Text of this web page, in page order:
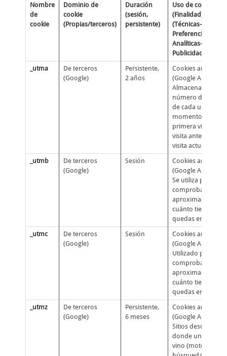
Nombre
de
cookie
Dominio de
cookie
(Propias/terceros)
Duración
(sesión,
persistente)
Uso de cookie
(Finalidad)
(Técnicas-
Preferencias-
Analíticas-
Publicidad)
_utma
De terceros
(Google)
Persistente,
2 años
Cookies analíticas
(Google Analytics):
Almacena el
número de visitas
de cada usuario,
momento de la
primera visita, la
visita anterior, y la
visita actual
_utmb
De terceros
(Google)
Sesión
Cookies analíticas
(Google Analytics):
Se utiliza para
comprobar
cuánto tiempo te
quedas en un sitio
_utmc
De terceros
(Google)
Sesión
Cookies analíticas
(Google Analytics):
Utilizado para
comprobar
cuánto tiempo te
quedas en un sitio
_utmz
De terceros
(Google)
Persistente,
6 meses
Cookies analíticas
(Google Analytics):
Sitios desde
donde un visitante
vino (motor de